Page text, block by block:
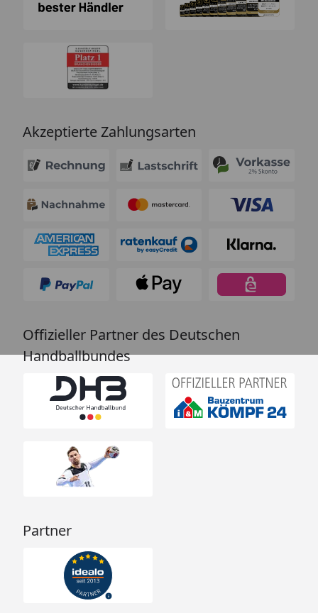
Akzeptierte Zahlungsarten
Offizieller Partner des Deutschen
Handballbundes
Partner